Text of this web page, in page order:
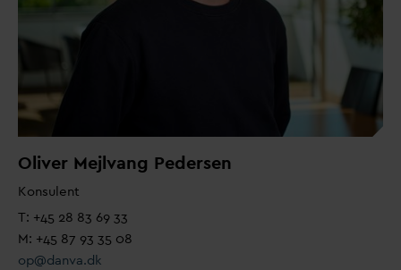
Oliver Mejlvang Pedersen
Konsulent
T: +45 28 83 69 33
M: +45 87 93 35 08
op@danva.dk